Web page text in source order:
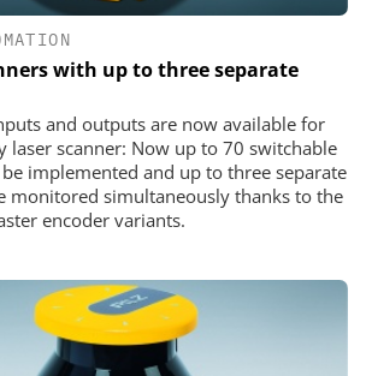
with up to three separate
and outputs are now available for
laser scanner: Now up to 70 switchable
implemented and up to three separate
monitored simultaneously thanks to the
encoder variants.